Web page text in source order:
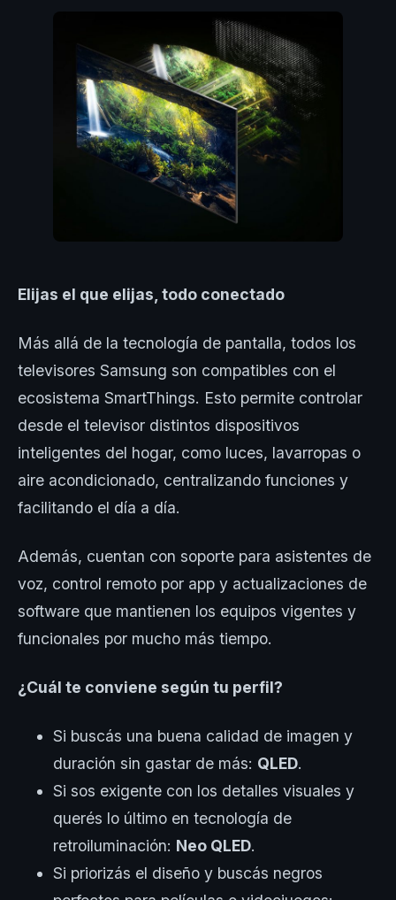
Elijas el que elijas, todo conectado
Más allá de la tecnología de pantalla, todos los
televisores Samsung son compatibles con el
ecosistema SmartThings. Esto permite controlar
desde el televisor distintos dispositivos
inteligentes del hogar, como luces, lavarropas o
aire acondicionado, centralizando funciones y
facilitando el día a día.
Además, cuentan con soporte para asistentes de
voz, control remoto por app y actualizaciones de
software que mantienen los equipos vigentes y
funcionales por mucho más tiempo.
¿Cuál te conviene según tu perfil?
Si buscás una buena calidad de imagen y
duración sin gastar de más: QLED.
Si sos exigente con los detalles visuales y
querés lo último en tecnología de
retroiluminación: Neo QLED.
Si priorizás el diseño y buscás negros